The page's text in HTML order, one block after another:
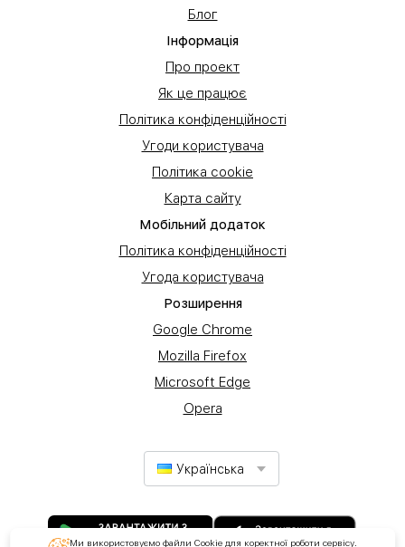
Блог
Інформація
Про проект
Як це працює
Політика конфіденційності
Угоди користувача
Політика cookie
Карта сайту
Мобільний додаток
Політика конфіденційності
Угода користувача
Розширення
Google Chrome
Mozilla Firefox
Microsoft Edge
Opera
Українська
Ми використовуємо файли Cookie для коректної роботи сервісу.